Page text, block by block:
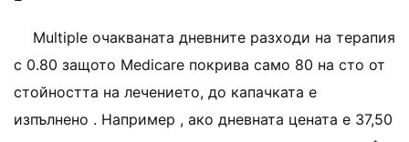
Multiple очакваната дневните разходи на терапия
с 0.80 защото Medicare покрива само 80 на сто от
стойността на лечението, до капачката е
изпълнено . Например , ако дневната цената е 37,50